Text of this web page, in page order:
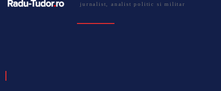
jurnalist, analist politic si militar